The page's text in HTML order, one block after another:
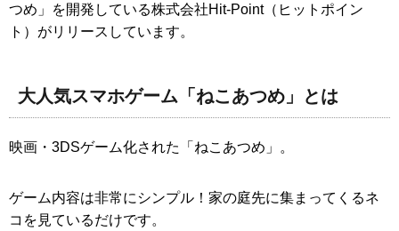
つめ」を開発している株式会社Hit-Point（ヒットポイン
ト）がリリースしています。
大人気スマホゲーム「ねこあつめ」とは
映画・3DSゲーム化された「ねこあつめ」。
ゲーム内容は非常にシンプル！家の庭先に集まってくるネ
コを見ているだけです。